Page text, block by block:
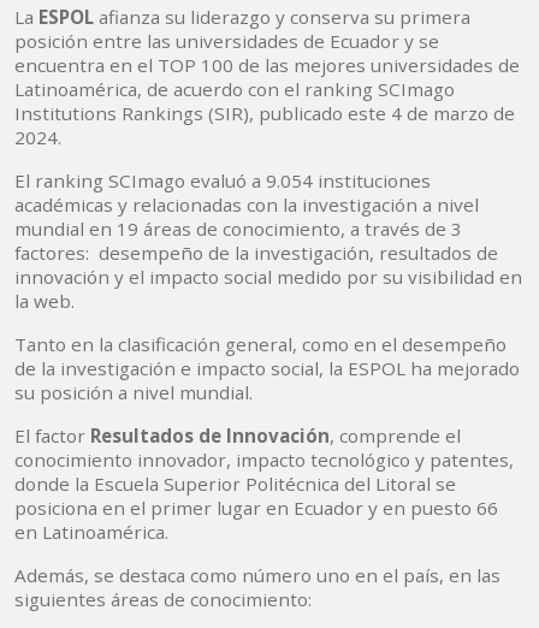
La ESPOL afianza su liderazgo y conserva su primera
posición entre las universidades de Ecuador y se
encuentra en el TOP 100 de las mejores universidades de
Latinoamérica, de acuerdo con el ranking SCImago
Institutions Rankings (SIR), publicado este 4 de marzo de
2024.
El ranking SCImago evaluó a 9.054 instituciones
académicas y relacionadas con la investigación a nivel
mundial en 19 áreas de conocimiento, a través de 3
factores: desempeño de la investigación, resultados de
innovación y el impacto social medido por su visibilidad en
la web.
Tanto en la clasificación general, como en el desempeño
de la investigación e impacto social, la ESPOL ha mejorado
su posición a nivel mundial.
El factor Resultados de Innovación, comprende el
conocimiento innovador, impacto tecnológico y patentes,
donde la Escuela Superior Politécnica del Litoral se
posiciona en el primer lugar en Ecuador y en puesto 66
en Latinoamérica.
Además, se destaca como número uno en el país, en las
siguientes áreas de conocimiento: